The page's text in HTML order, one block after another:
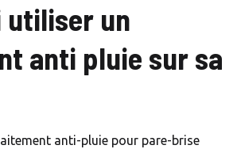
utiliser un
anti pluie sur sa
anti-pluie pour pare-brise